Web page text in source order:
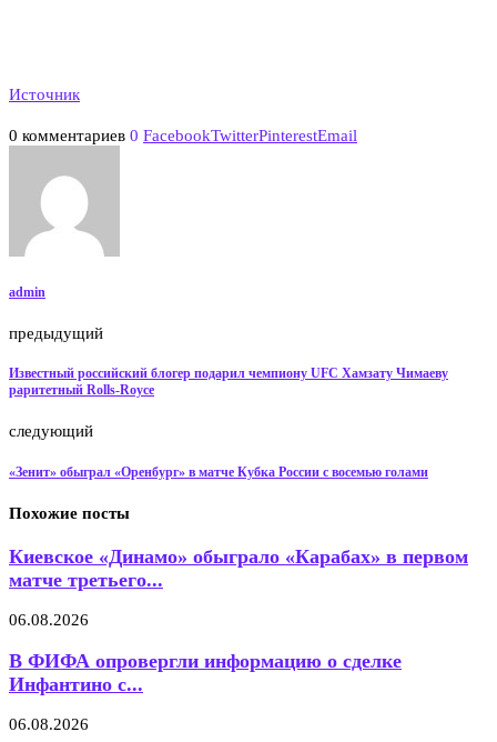
Источник
0 комментариев 0 FacebookTwitterPinterestEmail
admin
предыдущий
Известный российский блогер подарил чемпиону UFC Хамзату Чимаеву
раритетный Rolls-Royce
следующий
«Зенит» обыграл «Оренбург» в матче Кубка России с восемью голами
Похожие посты
Киевское «Динамо» обыграло «Карабах» в первом
матче третьего...
06.08.2026
В ФИФА опровергли информацию о сделке
Инфантино с...
06.08.2026